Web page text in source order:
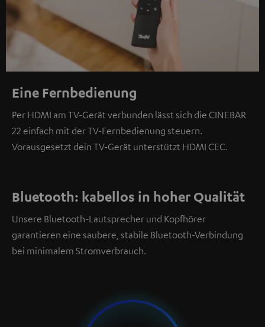
Eine Fernbedienung
Per HDMI am TV-Gerät verbunden lässt sich die CINEBAR
22 einfach mit der TV-Fernbedienung steuern.
Vorausgesetzt dein TV-Gerät unterstützt HDMI CEC.
Bluetooth: kabellos in hoher Qualität
Unsere Bluetooth-Lautsprecher und Kopfhörer
garantieren eine saubere, stabile Bluetooth-Verbindung
bei minimalem Stromverbrauch.